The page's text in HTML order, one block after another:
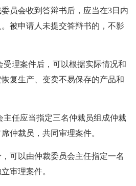
员会收到答辩书后，应当在3日内
被申请人未提交答辩书的，不影
受理案件后，可以根据实际情况和
复生产、变卖不易保存的产品和
主任应当指定三名仲裁员组成仲裁
仲裁员，共同审理案件。
可以由仲裁委员会主任指定一名
审理案件。